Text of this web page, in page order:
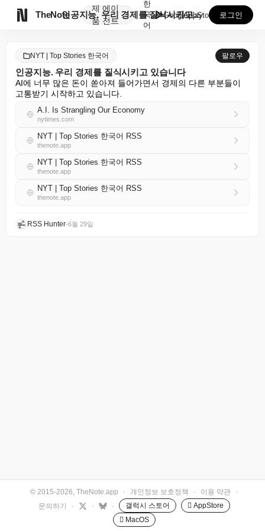
TheNote
제
품
에이
전트
인공지능. 우리 경제를 질식시키고 있습니다
한
국
어
GooglePlay
AppStore 로그인
NYT | Top Stories 한국어 팔로우
인공지능. 우리 경제를 질식시키고 있습니다
AI에 너무 많은 돈이 쏟아져 들어가면서 경제의 다른 부분들이
고통받기 시작하고 있습니다.
A.I. Is Strangling Our Economy
nytimes.com
NYT | Top Stories 한국어 RSS
thenote.app
NYT | Top Stories 한국어 RSS
thenote.app
NYT | Top Stories 한국어 RSS
thenote.app
RSS Hunter•6월 29일
© 2015-2026, TheNote.app · 개인정보 보호정책 · 이용 약관
·
문의하기
· · · 갤럭시 스토어
 AppStore
 MacOS